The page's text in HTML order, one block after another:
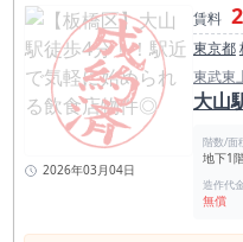
2026年03月04日
賃料
東京都
東武東
大山
階数/面
地下1
造作代金
無償